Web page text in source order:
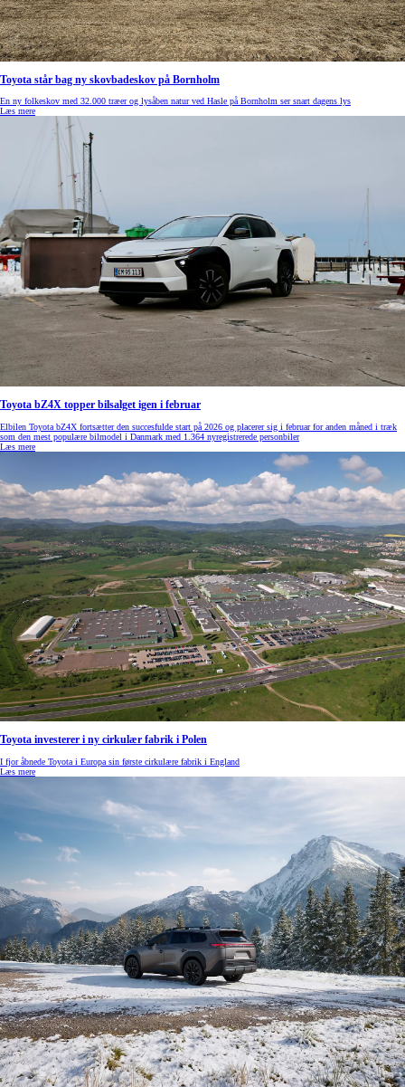
Toyota står bag ny skovbadeskov på Bornholm
En ny folkeskov med 32.000 træer og lysåben natur ved Hasle på Bornholm ser snart dagens lys
Læs mere
Toyota bZ4X topper bilsalget igen i februar
Elbilen Toyota bZ4X fortsætter den succesfulde start på 2026 og placerer sig i februar for anden måned i træk
som den mest populære bilmodel i Danmark med 1.364 nyregistrerede personbiler
Læs mere
Toyota investerer i ny cirkulær fabrik i Polen
I fjor åbnede Toyota i Europa sin første cirkulære fabrik i England
Læs mere